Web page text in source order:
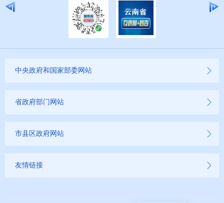
中央政府和国家部委网站
省政府部门网站
市县区政府网站
友情链接